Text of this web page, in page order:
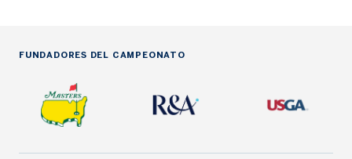
FUNDADORES DEL CAMPEONATO